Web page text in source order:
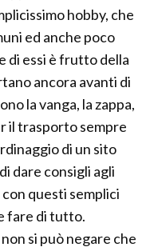
hobby, che
ed anche poco
di essi è frutto della
ancora avanti di
la vanga, la zappa,
il trasporto sempre
di un sito
dare consigli agli
questi semplici
fare di tutto.
si può negare che